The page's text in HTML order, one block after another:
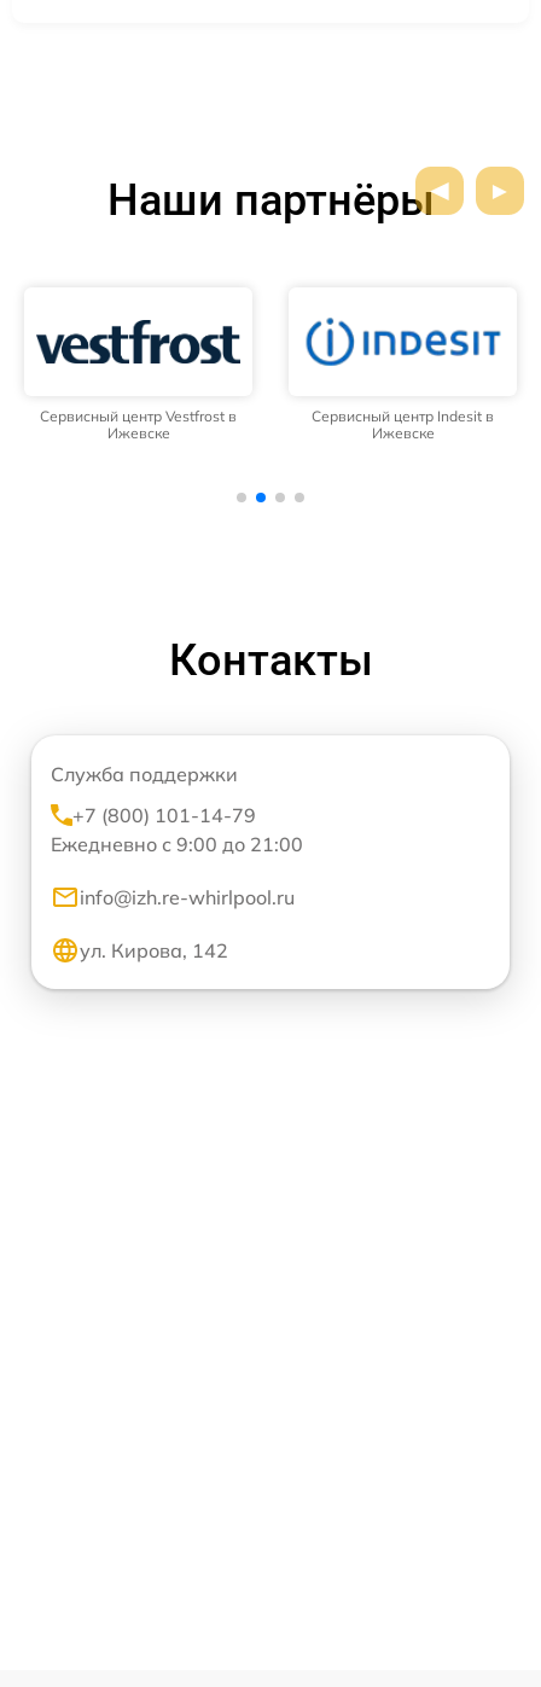
Наши партнёры
Сервисный центр Vestfrost в
Ижевске
Сервисный центр Indesit в
Ижевске
Контакты
Служба поддержки
+7 (800) 101-14-79
Ежедневно с 9:00 до 21:00
info@izh.re-whirlpool.ru
ул. Кирова, 142